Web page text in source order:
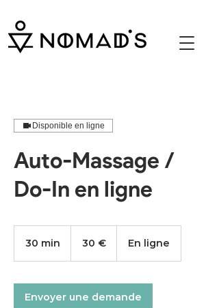
Nomad's massage assis bar restaurant emploi
job étudiant Paris
Disponible en ligne
Auto-Massage /
Do-In en ligne
30 min
i
n
30 € En ligne
Envoyer une demande